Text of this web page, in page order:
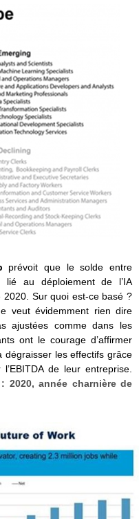
prévoit que le solde entre
lié au déploiement de l’IA
Sur quoi est-ce basé ?
veut évidemment rien dire
ajustées comme dans les
ont le courage d’affirmer
dégraisser les effectifs grâce
de leur entreprise.
2020, année charnière de